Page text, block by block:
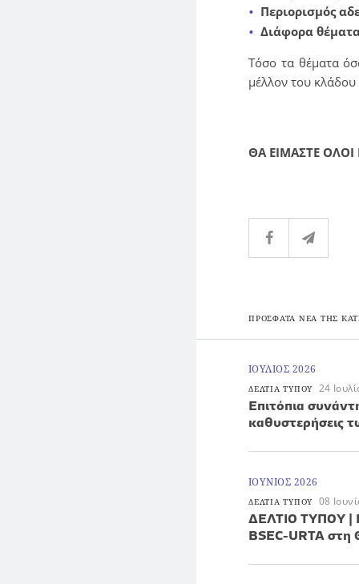
Περιορισμός
Διάφορα
Τόσο τα θέματα
μέλλον του
ΘΑ
ΠΡΟΣΦΑΤΑ ΝΕΑ ΤΗΣ
ΙΟΥΛΙΟΣ 2026
ΔΕΛΤΙΑ ΤΥΠΟΥ 24
Επιτόπια
καθυστερήσεις
ΙΟΥΝΙΟΣ 2026
ΔΕΛΤΙΑ ΤΥΠΟΥ 08
ΔΕΛΤΙΟ ΤΥΠΟΥ |
BSEC-URTA στη